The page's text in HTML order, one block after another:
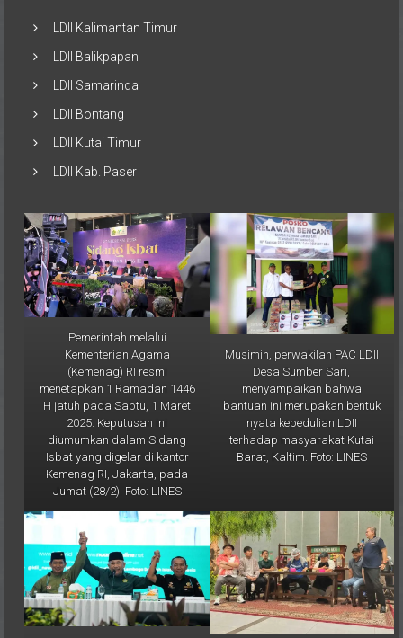
LDII Kalimantan Timur
LDII Balikpapan
LDII Samarinda
LDII Bontang
LDII Kutai Timur
LDII Kab. Paser
Pemerintah melalui
Kementerian Agama
(Kemenag) RI resmi
menetapkan 1 Ramadan 1446
H jatuh pada Sabtu, 1 Maret
2025. Keputusan ini
diumumkan dalam Sidang
Isbat yang digelar di kantor
Kemenag RI, Jakarta, pada
Jumat (28/2). Foto: LINES
Musimin, perwakilan PAC LDII
Desa Sumber Sari,
menyampaikan bahwa
bantuan ini merupakan bentuk
nyata kepedulian LDII
terhadap masyarakat Kutai
Barat, Kaltim. Foto: LINES